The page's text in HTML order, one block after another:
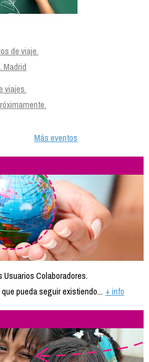
de viaje.
Madrid
viajes.
Más eventos
Colaboradores.
pueda seguir existiendo... + info